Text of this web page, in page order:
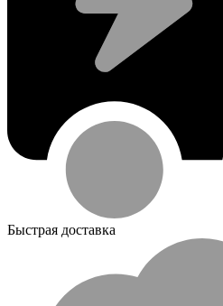
Быстрая доставка